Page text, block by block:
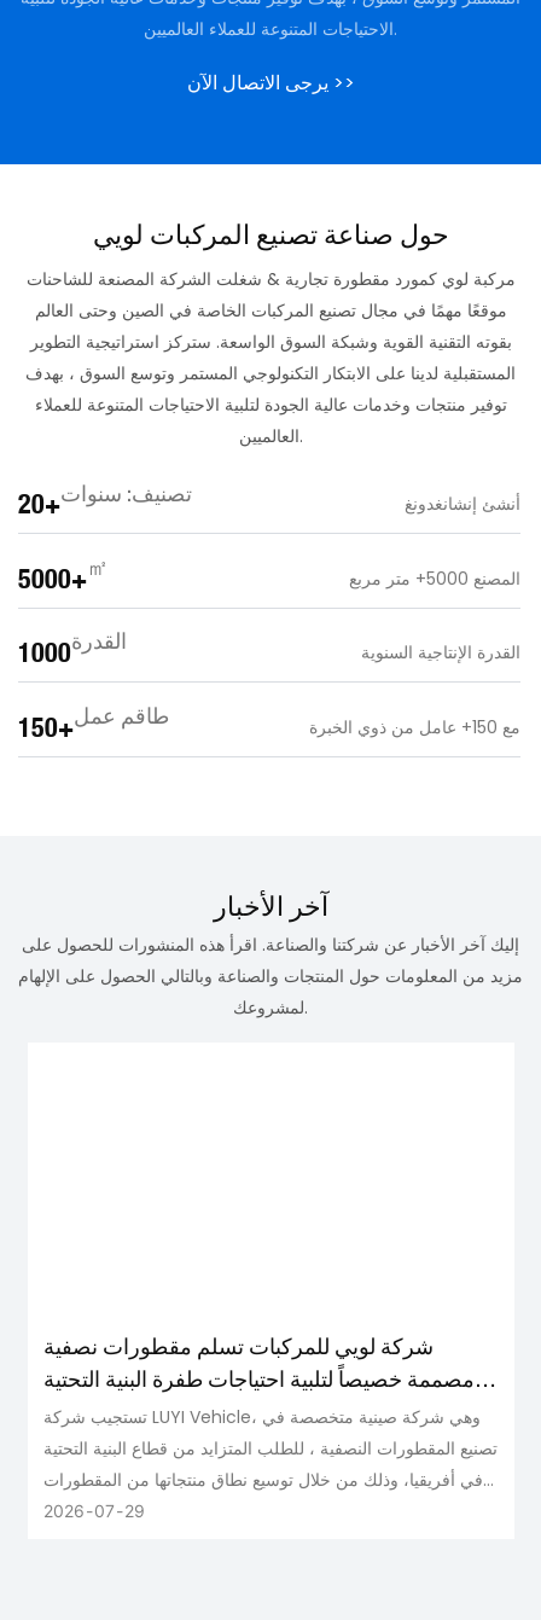
الاحتياجات المتنوعة للعملاء العالميين.
يرجى الاتصال الآن >>
حول صناعة تصنيع المركبات لويي
مركبة لوي كمورد مقطورة تجارية & شغلت الشركة المصنعة للشاحنات
موقعًا مهمًا في مجال تصنيع المركبات الخاصة في الصين وحتى العالم
بقوته التقنية القوية وشبكة السوق الواسعة. ستركز استراتيجية التطوير
المستقبلية لدينا على الابتكار التكنولوجي المستمر وتوسع السوق ، بهدف
توفير منتجات وخدمات عالية الجودة لتلبية الاحتياجات المتنوعة للعملاء
العالميين.
20+تصنيف: سنوات أنشئ إنشانغدونغ
5000+㎡ المصنع 5000+ متر مربع
1000القدرة القدرة الإنتاجية السنوية
150+طاقم عمل مع 150+ عامل من ذوي الخبرة
آخر الأخبار
إليك آخر الأخبار عن شركتنا والصناعة. اقرأ هذه المنشورات للحصول على
مزيد من المعلومات حول المنتجات والصناعة وبالتالي الحصول على الإلهام
لمشروعك.
شركة لويي للمركبات تسلم مقطورات نصفية
مصممة خصيصاً لتلبية احتياجات طفرة البنية التحتية
في أفريقيا عام 2026
تستجيب شركة LUYI Vehicle، وهي شركة صينية متخصصة في
تصنيع المقطورات النصفية ، للطلب المتزايد من قطاع البنية التحتية
في أفريقيا، وذلك من خلال توسيع نطاق منتجاتها من المقطورات
النصفية الثقيلة ، بما في ذلك المقطورات المسطحة والمنخفضة
2026 07 29